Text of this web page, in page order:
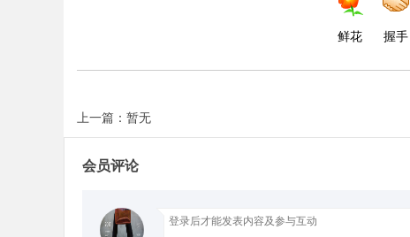
鲜花 握手
上一篇：暂无
会员评论